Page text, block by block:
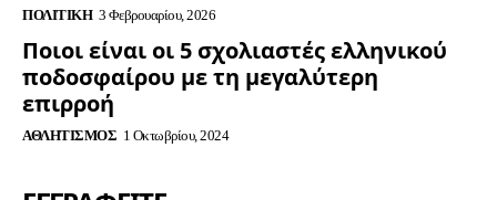
ΠΟΛΙΤΙΚΉ 3 Φεβρουαρίου, 2026
Ποιοι είναι οι 5 σχολιαστές ελληνικού
ποδοσφαίρου με τη μεγαλύτερη
επιρροή
ΑΘΛΗΤΙΣΜΌΣ 1 Οκτωβρίου, 2024